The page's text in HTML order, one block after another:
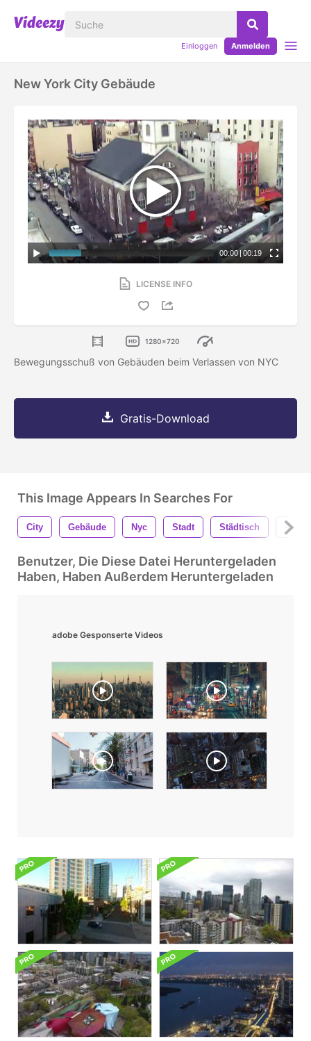
Einloggen Anmelden
New York City Gebäude
00:00|00:19
LICENSE INFO
1280x720
Bewegungsschuß von Gebäuden beim Verlassen von NYC
Gratis-Download
This Image Appears In Searches For
City Gebäude Nyc Stadt Städtisch 4k
Benutzer, Die Diese Datei Heruntergeladen
Haben, Haben Außerdem Heruntergeladen
adobe Gesponserte Videos